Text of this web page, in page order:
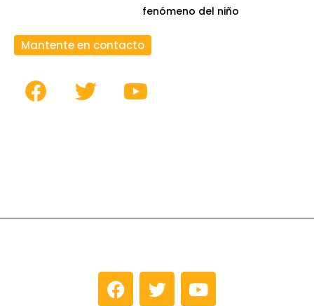
fenómeno del niño
Mantente en contacto